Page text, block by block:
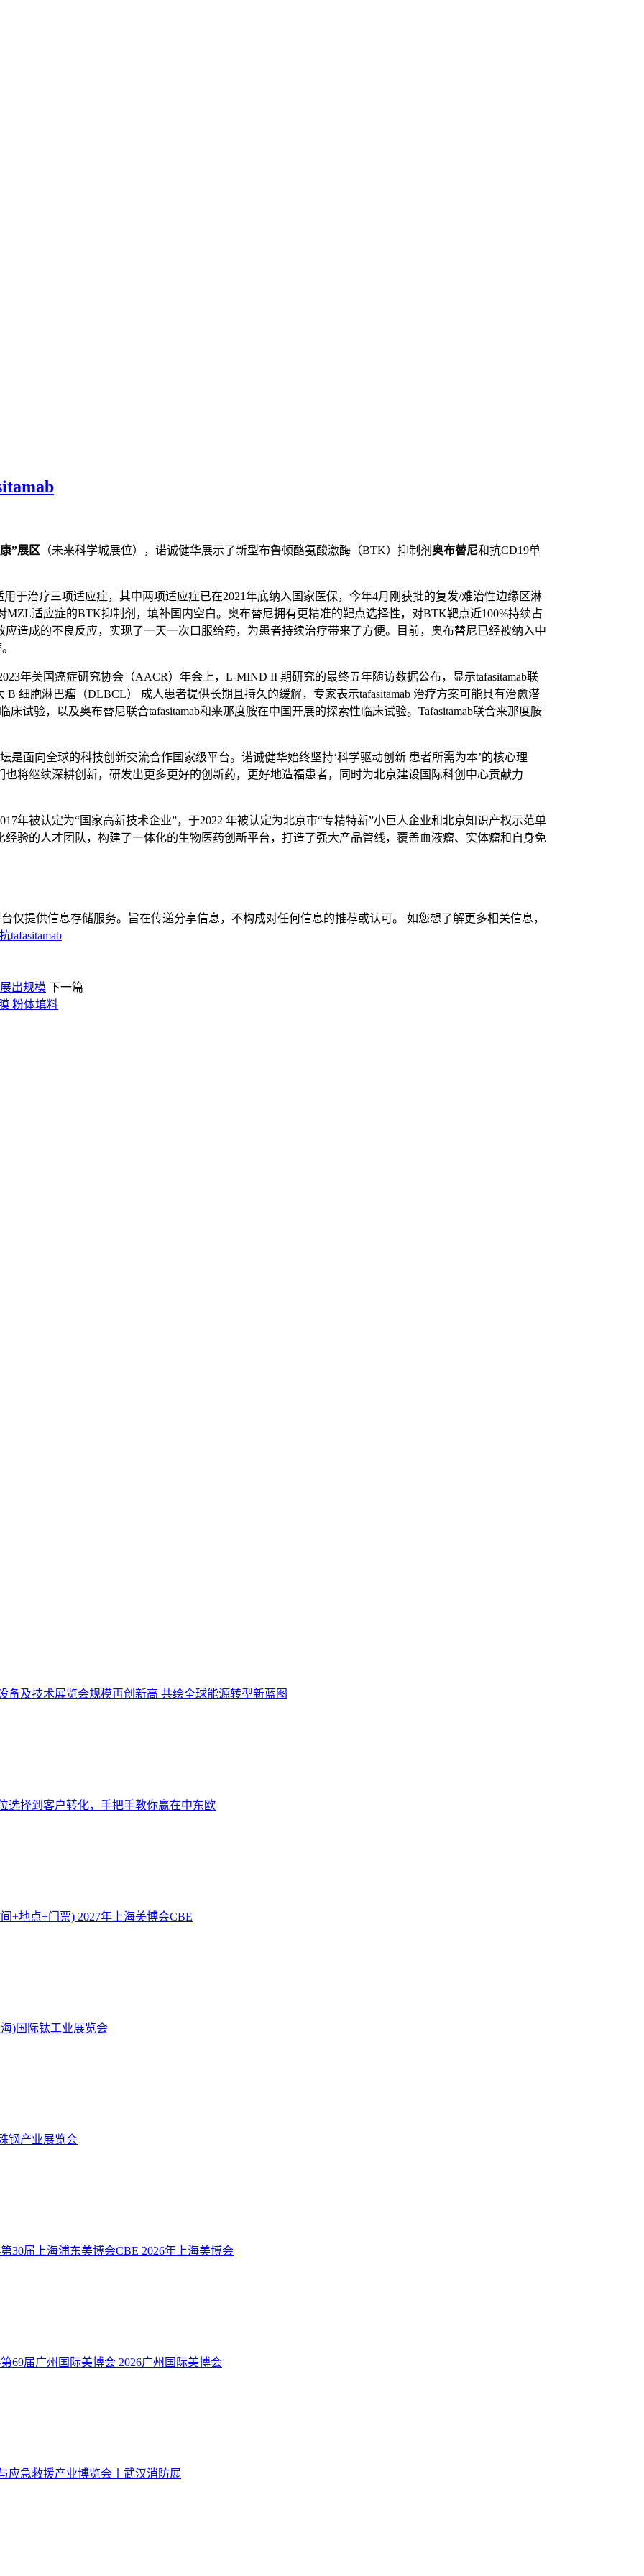
”展区 （未来科学城展位），诺诚健华展示了新型布鲁顿酪氨酸激酶（BTK）抑制剂 奥布替尼和抗CD19单
于治疗三项适应症，其中两项适应症已在2021年底纳入国家医保，今年4月刚获批的复发/难治性边缘区淋
MZL适应症的BTK抑制剂，填补国内空白。奥布替尼拥有更精准的靶点选择性，对BTK靶点近100%持续占
造成的不良反应，实现了一天一次口服给药，为患者持续治疗带来了方便。目前，奥布替尼已经被纳入中
年美国癌症研究协会（AACR）年会上，L-MIND II 期研究的最终五年随访数据公布，显示tafasitamab联
B 细胞淋巴瘤（DLBCL） 成人患者提供长期且持久的缓解，专家表示tafasitamab 治疗方案可能具有治愈潜
试验，以及奥布替尼联合tafasitamab和来那度胺在中国开展的探索性临床试验。Tafasitamab联合来那度胺
是面向全球的科技创新交流合作国家级平台。诺诚健华始终坚持‘科学驱动创新 患者所需为本’的核心理
将继续深耕创新，研发出更多更好的创新药，更好地造福患者，同时为北京建设国际科创中心贡献力
年被认定为“国家高新技术企业”，于2022 年被认定为北京市“专精特新”小巨人企业和北京知识产权示范单
验的人才团队，构建了一体化的生物医药创新平台，打造了强大产品管线，覆盖血液瘤、实体瘤和自身免
仅提供信息存储服务。旨在传递分享信息，不构成对任何信息的推荐或认可。 如您想了解更多相关信息，
tafasitamab
出规模 下一篇
粉体填料
备及技术展览会规模再创新高 共绘全球能源转型新蓝图
选择到客户转化，手把手教你赢在中东欧
+地点+门票) 2027年上海美博会CBE
)国际钛工业展览会
钢产业展览会
30届上海浦东美博会CBE 2026年上海美博会
69届广州国际美博会 2026广州国际美博会
应急救援产业博览会丨武汉消防展